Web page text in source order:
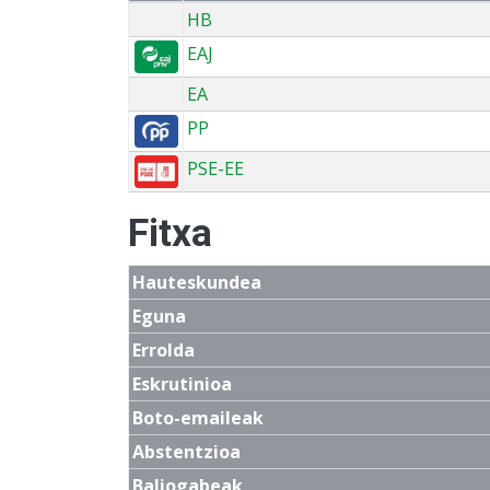
HB
EAJ
EA
PP
PSE-EE
Fitxa
Hauteskundea
Eguna
Errolda
Eskrutinioa
Boto-emaileak
Abstentzioa